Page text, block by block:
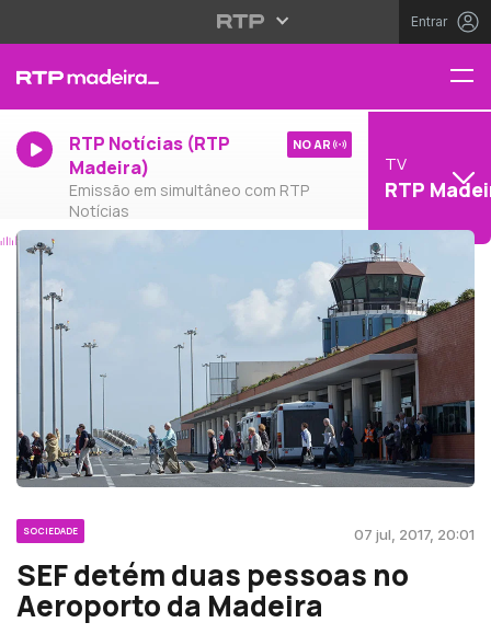
Entrar
RTP Notícias (RTP
Madeira)
Emissão em simultâneo com RTP
Notícias
NO AR
TV
RTP
SOCIEDADE 07 jul, 2017, 20:01
SEF detém duas pessoas no
Aeroporto da Madeira